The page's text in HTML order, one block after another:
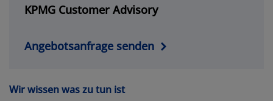
KPMG Customer Advisory
Angebotsanfrage senden
Wir wissen was zu tun ist